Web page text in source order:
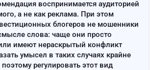
воспринимается аудиторией
а не как реклама. При этом
блогеров не мошенники
слова: чаще они просто
имеют нераскрытый конфликт
умысел в таких случаях крайне
регулировать этот вид